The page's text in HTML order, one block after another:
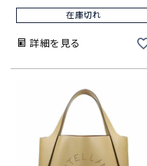
在庫切れ
詳細を見る